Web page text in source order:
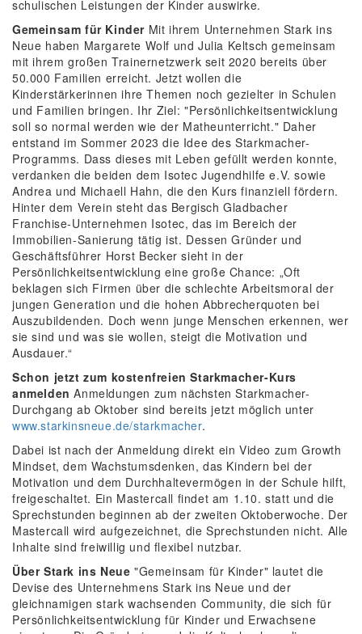
schulischen Leistungen der Kinder auswirke.
Gemeinsam für Kinder Mit ihrem Unternehmen Stark ins
Neue haben Margarete Wolf und Julia Keltsch gemeinsam
mit ihrem großen Trainernetzwerk seit 2020 bereits über
50.000 Familien erreicht. Jetzt wollen die
Kinderstärkerinnen ihre Themen noch gezielter in Schulen
und Familien bringen. Ihr Ziel: "Persönlichkeitsentwicklung
soll so normal werden wie der Matheunterricht." Daher
entstand im Sommer 2023 die Idee des Starkmacher-
Programms. Dass dieses mit Leben gefüllt werden konnte,
verdanken die beiden dem Isotec Jugendhilfe e.V. sowie
Andrea und Michaell Hahn, die den Kurs finanziell fördern.
Hinter dem Verein steht das Bergisch Gladbacher
Franchise-Unternehmen Isotec, das im Bereich der
Immobilien-Sanierung tätig ist. Dessen Gründer und
Geschäftsführer Horst Becker sieht in der
Persönlichkeitsentwicklung eine große Chance: „Oft
beklagen sich Firmen über die schlechte Arbeitsmoral der
jungen Generation und die hohen Abbrecherquoten bei
Auszubildenden. Doch wenn junge Menschen erkennen, wer
sie sind und was sie wollen, steigt die Motivation und
Ausdauer.“
Schon jetzt zum kostenfreien Starkmacher-Kurs
anmelden Anmeldungen zum nächsten Starkmacher-
Durchgang ab Oktober sind bereits jetzt möglich unter
www.starkinsneue.de/starkmacher.
Dabei ist nach der Anmeldung direkt ein Video zum Growth
Mindset, dem Wachstumsdenken, das Kindern bei der
Motivation und dem Durchhaltevermögen in der Schule hilft,
freigeschaltet. Ein Mastercall findet am 1.10. statt und die
Sprechstunden beginnen ab der zweiten Oktoberwoche. Der
Mastercall wird aufgezeichnet, die Sprechstunden nicht. Alle
Inhalte sind freiwillig und flexibel nutzbar.
Über Stark ins Neue "Gemeinsam für Kinder" lautet die
Devise des Unternehmens Stark ins Neue und der
gleichnamigen stark wachsenden Community, die sich für
Persönlichkeitsentwicklung für Kinder und Erwachsene